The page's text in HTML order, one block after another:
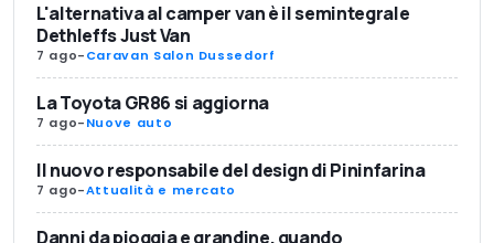
L'alternativa al camper van è il semintegrale
Dethleffs Just Van
7 ago-Caravan Salon Dussedorf
La Toyota GR86 si aggiorna
7 ago-Nuove auto
Il nuovo responsabile del design di Pininfarina
7 ago-Attualità e mercato
Danni da pioggia e grandine, quando